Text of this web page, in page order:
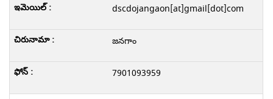
dscdojangaon[at]gmail[dot]com
జనగాం
7901093959